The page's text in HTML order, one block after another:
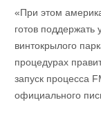
«При этом
готов поддержать
винтокрылого
процедурах
запуск процесса
официального